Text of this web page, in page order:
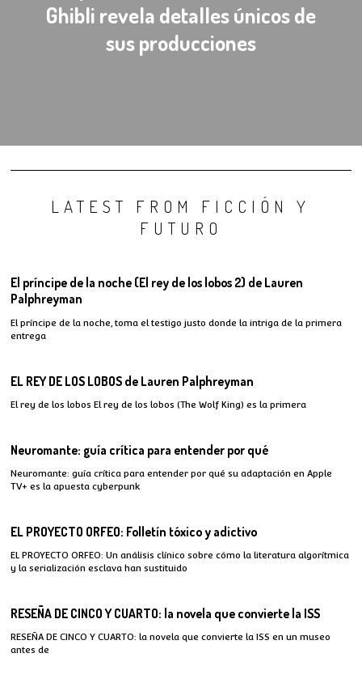
Ghibli revela detalles únicos de
sus producciones
LATEST FROM FICCIÓN Y
FUTURO
El príncipe de la noche (El rey de los lobos 2) de Lauren
Palphreyman
El príncipe de la noche, toma el testigo justo donde la intriga de la primera
entrega
EL REY DE LOS LOBOS de Lauren Palphreyman
El rey de los lobos El rey de los lobos (The Wolf King) es la primera
Neuromante: guía crítica para entender por qué
Neuromante: guía crítica para entender por qué su adaptación en Apple
TV+ es la apuesta cyberpunk
EL PROYECTO ORFEO: Folletín tóxico y adictivo
EL PROYECTO ORFEO: Un análisis clínico sobre cómo la literatura algorítmica
y la serialización esclava han sustituido
RESEÑA DE CINCO Y CUARTO: la novela que convierte la ISS
RESEÑA DE CINCO Y CUARTO: la novela que convierte la ISS en un museo
antes de